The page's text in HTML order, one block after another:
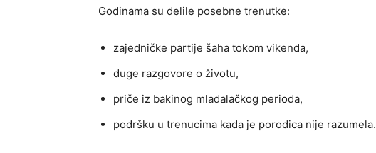
Godinama su delile posebne trenutke:
zajedničke partije šaha tokom vikenda,
duge razgovore o životu,
priče iz bakinog mladalačkog perioda,
podršku u trenucima kada je porodica nije razumela.